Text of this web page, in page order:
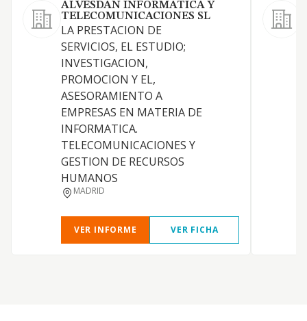
ALVESDAN INFORMATICA Y
TELECOMUNICACIONES SL
LA PRESTACION DE
SERVICIOS, EL ESTUDIO;
INVESTIGACION,
PROMOCION Y EL,
ASESORAMIENTO A
EMPRESAS EN MATERIA DE
INFORMATICA.
TELECOMUNICACIONES Y
GESTION DE RECURSOS
HUMANOS
MADRID
VER INFORME VER FICHA